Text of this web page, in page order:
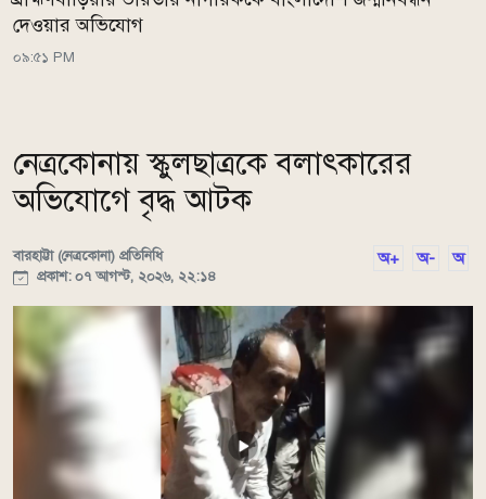
দেওয়ার অভিযোগ
০৯:৫১ PM
নেত্রকোনায় স্কুলছাত্রকে বলাৎকারের
অভিযোগে বৃদ্ধ আটক
বারহাট্টা (নেত্রকোনা) প্রতিনিধি
প্রকাশ: ০৭ আগস্ট, ২০২৬, ২২:১৪
অ+ অ- অ